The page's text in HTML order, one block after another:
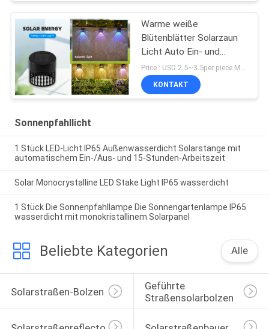
Warme weiße
Blütenblätter Solarzaun
Licht Auto Ein- und
Ausschalten
Price : USD 2.5~3.5per piece MOQ:10 PCS
KONTAKT
Sonnenpfahllicht
1 Stück LED-Licht IP65 Außenwasserdicht Solarstange mit
automatischem Ein-/Aus- und 15-Stunden-Arbeitszeit
Solar Monocrystalline LED Stake Light IP65 wasserdicht
1 Stück Die Sonnenpfahllampe Die Sonnengartenlampe IP65
wasserdicht mit monokristallinem Solarpanel
Beliebte Kategorien Alle
Solarstraßen-Bolzen
Geführte
Straßensolarbolzen